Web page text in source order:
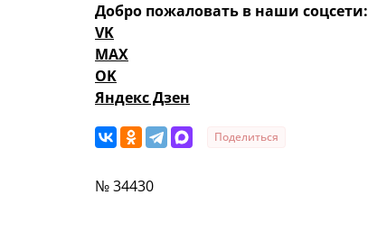
Добро пожаловать в наши соцсети:
VK
MAX
OK
Яндекс Дзен
Поделиться
№ 34430